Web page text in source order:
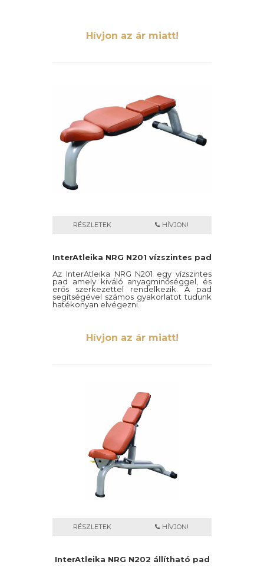
Hívjon az ár miatt!
RÉSZLETEK HÍVJON!
InterAtleika NRG N201 vízszintes pad
Az InterAtleika NRG N201 egy vízszintes
pad amely kiváló anyagminőséggel, és
erős szerkezettel rendelkezik. A pad
segítségével számos gyakorlatot tudunk
hatékonyan elvégezni.
Hívjon az ár miatt!
RÉSZLETEK HÍVJON!
InterAtleika NRG N202 állítható pad